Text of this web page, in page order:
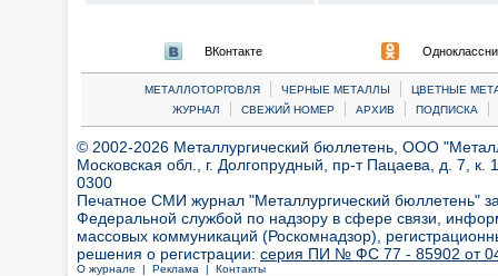
ВКонтакте
МЕТАЛЛОТОРГОВЛЯ | ЧЕРНЫЕ МЕТАЛЛЫ |
ЦВЕТНЫЕ
ЖУРНАЛ
| СВЕЖИЙ НОМЕР | АРХИВ | ПОДПИСКА |
© 2002-2026 Металлургический бюллетень, ООО
Московская обл., г. Долгопрудный, пр-т Пацаева, д. 7,
0300
Печатное СМИ журнал "Металлургический бюллетень"
Федеральной службой по надзору в сфере связи,
массовых коммуникаций (Роскомнадзор),
решения о регистрации: серия ПИ № ФС 77 - 85902 от 04
О журнале | Реклама | Контакты